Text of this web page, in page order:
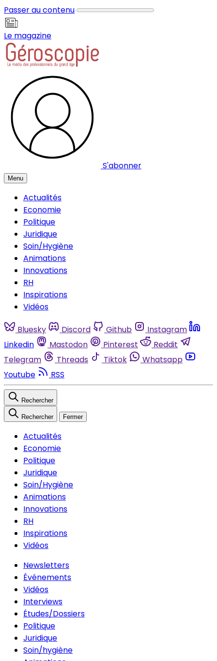
Passer au contenu
Le magazine
S'abonner
Menu
Actualités
Economie
Politique
Juridique
Soin/Hygiène
Animations
Innovations
RH
Inspirations
Vidéos
Bluesky Discord Github
Instagram
Linkedin
Mastodon Pinterest
Reddit
Telegram
Threads Tiktok
Whatsapp
Youtube
RSS
Rechercher
Rechercher Fermer
Actualités
Economie
Politique
Juridique
Soin/Hygiène
Animations
Innovations
RH
Inspirations
Vidéos
Newsletters
Événements
Vidéos
Interviews
Études/Dossiers
Politique
Juridique
Soin/hygiène
Panneau de gestion des cookies